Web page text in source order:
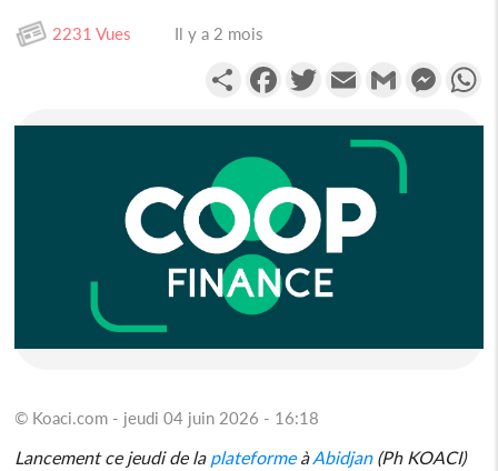
2231 Vues Il y a 2 mois
PartagerFacebookTwitterEmail Gmail
© Koaci.com - jeudi 04 juin 2026 - 16:18
Lancement ce jeudi de la plateformeàAbidjan(Ph KOACI)